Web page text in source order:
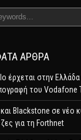
ΆΡΘΡΑ
έρχεται στην
του Vodafone
Blackstone σε νέο
για τη Forthnet